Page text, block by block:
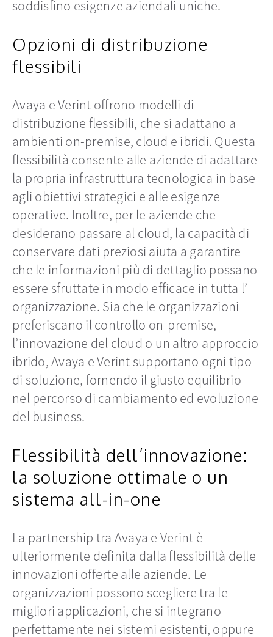
soddisfino esigenze aziendali uniche.
Opzioni di distribuzione
flessibili
Avaya e Verint offrono modelli di
distribuzione flessibili, che si adattano a
ambienti on-premise, cloud e ibridi. Questa
flessibilità consente alle aziende di adattare
la propria infrastruttura tecnologica in base
agli obiettivi strategici e alle esigenze
operative. Inoltre, per le aziende che
desiderano passare al cloud, la capacità di
conservare dati preziosi aiuta a garantire
che le informazioni più di dettaglio possano
essere sfruttate in modo efficace in tutta l’
organizzazione. Sia che le organizzazioni
preferiscano il controllo on-premise,
l’innovazione del cloud o un altro approccio
ibrido, Avaya e Verint supportano ogni tipo
di soluzione, fornendo il giusto equilibrio
nel percorso di cambiamento ed evoluzione
del business.
Flessibilità dell’innovazione:
la soluzione ottimale o un
sistema all-in-one
La partnership tra Avaya e Verint è
ulteriormente definita dalla flessibilità delle
innovazioni offerte alle aziende. Le
organizzazioni possono scegliere tra le
migliori applicazioni, che si integrano
perfettamente nei sistemi esistenti, oppure